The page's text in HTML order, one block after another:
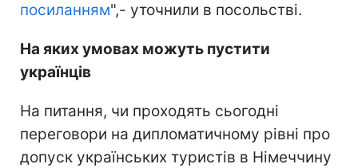
посиланням",- уточнили в посольстві.
На яких умовах можуть пустити
українців
На питання, чи проходять сьогодні
переговори на дипломатичному рівні про
допуск українських туристів в Німеччину